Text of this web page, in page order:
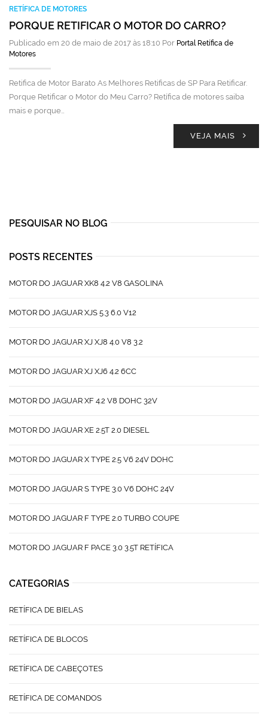
RETÍFICA DE MOTORES
PORQUE RETIFICAR O MOTOR DO CARRO?
Publicado em 20 de maio de 2017 às 18:10 Por Portal Retífica de
Motores
Retifica de Motor Barato As Melhores Retificas de SP Para Retificar.
Porque Retificar o Motor do Meu Carro? Retífica de motores saiba
mais e porque…
VEJA MAIS
PESQUISAR NO BLOG
POSTS RECENTES
MOTOR DO JAGUAR XK8 4.2 V8 GASOLINA
MOTOR DO JAGUAR XJS 5.3 6.0 V12
MOTOR DO JAGUAR XJ XJ8 4.0 V8 3.2
MOTOR DO JAGUAR XJ XJ6 4.2 6CC
MOTOR DO JAGUAR XF 4.2 V8 DOHC 32V
MOTOR DO JAGUAR XE 2.5T 2.0 DIESEL
MOTOR DO JAGUAR X TYPE 2.5 V6 24V DOHC
MOTOR DO JAGUAR S TYPE 3.0 V6 DOHC 24V
MOTOR DO JAGUAR F TYPE 2.0 TURBO COUPE
MOTOR DO JAGUAR F PACE 3.0 3.5T RETÍFICA
CATEGORIAS
RETÍFICA DE BIELAS
RETÍFICA DE BLOCOS
RETÍFICA DE CABEÇOTES
RETÍFICA DE COMANDOS